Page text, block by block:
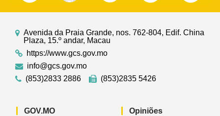
Avenida da Praia Grande, nos. 762-804, Edif. China
Plaza, 15.º andar, Macau
https://www.gcs.gov.mo
info@gcs.gov.mo
(853)2833 2886
(853)2835 5426
GOV.MO Opiniões